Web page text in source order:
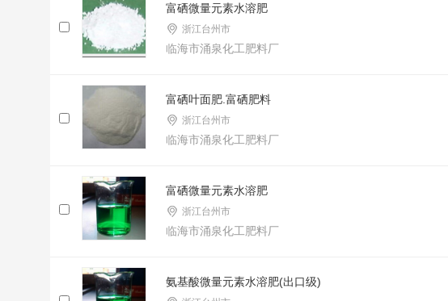
富硒微量元素水溶肥
浙江台州市
临海市涌泉化工肥料厂
富硒叶面肥.富硒肥料
浙江台州市
临海市涌泉化工肥料厂
富硒微量元素水溶肥
浙江台州市
临海市涌泉化工肥料厂
氨基酸微量元素水溶肥(出口级)